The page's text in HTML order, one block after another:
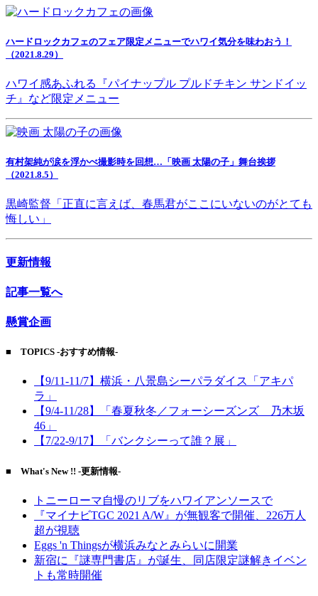
ハードロックカフェのフェア限定メニューでハワイ気分を味わおう！
（2021.8.29）
ハワイ感あふれる『パイナップル プルドチキン サンドイッ
チ』など限定メニュー
有村架純が涙を浮かべ撮影時を回想…「映画 太陽の子」舞台挨拶
（2021.8.5）
黒崎監督「正直に言えば、春馬君がここにいないのがとても
悔しい」
更新情報
記事一覧へ
懸賞企画
■ TOPICS -おすすめ情報-
【9/11-11/7】横浜・八景島シーパラダイス「アキパ
ラ」
【9/4-11/28】「春夏秋冬／フォーシーズンズ 乃木坂
46」
【7/22-9/17】「バンクシーって誰？展」
■ What's New !! -更新情報-
トニーローマ自慢のリブをハワイアンソースで
『マイナビTGC 2021 A/W』が無観客で開催、226万人
超が視聴
Eggs 'n Thingsが横浜みなとみらいに開業
新宿に『謎専門書店』が誕生、同店限定謎解きイベン
トも常時開催